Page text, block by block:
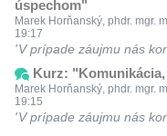
úspechom"
Marek Horňanský, phdr. mgr.
19:17
V prípade záujmu nás
Kurz:
Marek Horňanský, phdr. mgr.
19:15
V prípade záujmu nás